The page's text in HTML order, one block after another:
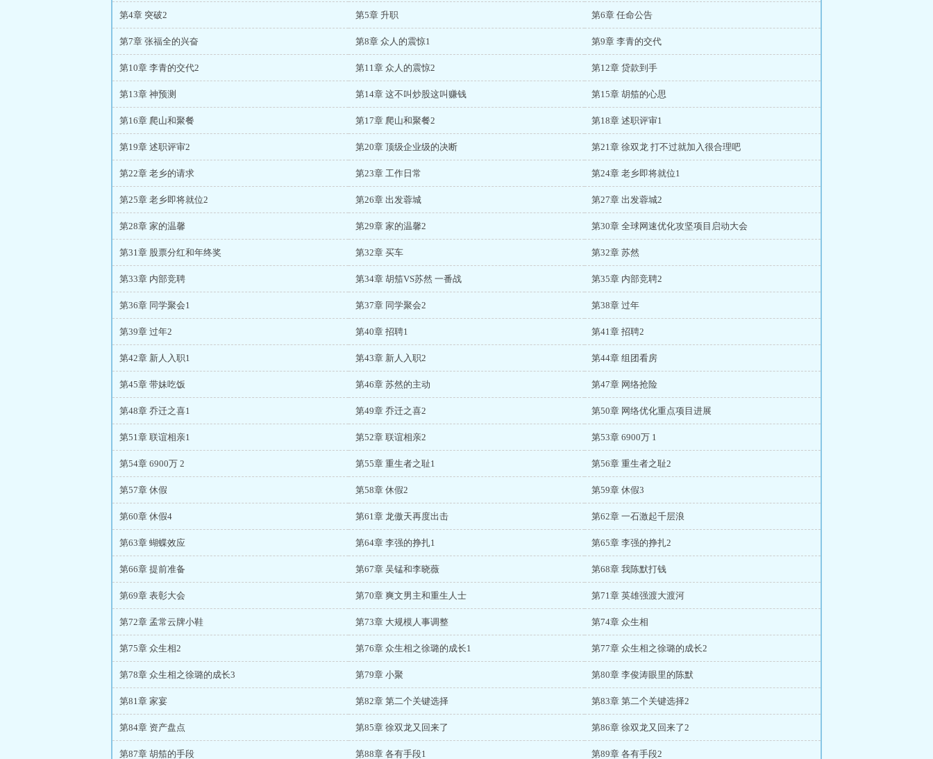
第4章 突破2 第5章 升职 第6章 任命公告
第7章 张福全的兴奋 第8章 众人的震惊1 第9章 李青的交代
第10章 李青的交代2 第11章 众人的震惊2 第12章 贷款到手
第13章 神预测 第14章 这不叫炒股这叫赚钱 第15章 胡笳的心思
第16章 爬山和聚餐 第17章 爬山和聚餐2 第18章 述职评审1
第19章 述职评审2 第20章 顶级企业级的决断 第21章 徐双龙 打不过就加入很合理吧
第22章 老乡的请求 第23章 工作日常 第24章 老乡即将就位1
第25章 老乡即将就位2 第26章 出发蓉城 第27章 出发蓉城2
第28章 家的温馨 第29章 家的温馨2 第30章 全球网速优化攻坚项目启动大会
第31章 股票分红和年终奖 第32章 买车 第32章 苏然
第33章 内部竞聘 第34章 胡笳VS苏然 一番战 第35章 内部竞聘2
第36章 同学聚会1 第37章 同学聚会2 第38章 过年
第39章 过年2 第40章 招聘1 第41章 招聘2
第42章 新人入职1 第43章 新人入职2 第44章 组团看房
第45章 带妹吃饭 第46章 苏然的主动 第47章 网络抢险
第48章 乔迁之喜1 第49章 乔迁之喜2 第50章 网络优化重点项目进展
第51章 联谊相亲1 第52章 联谊相亲2 第53章 6900万 1
第54章 6900万 2 第55章 重生者之耻1 第56章 重生者之耻2
第57章 休假 第58章 休假2 第59章 休假3
第60章 休假4 第61章 龙傲天再度出击 第62章 一石激起千层浪
第63章 蝴蝶效应 第64章 李强的挣扎1 第65章 李强的挣扎2
第66章 提前准备 第67章 吴锰和李晓薇 第68章 我陈默打钱
第69章 表彰大会 第70章 爽文男主和重生人士 第71章 英雄强渡大渡河
第72章 孟常云牌小鞋 第73章 大规模人事调整 第74章 众生相
第75章 众生相2 第76章 众生相之徐璐的成长1 第77章 众生相之徐璐的成长2
第78章 众生相之徐璐的成长3 第79章 小聚 第80章 李俊涛眼里的陈默
第81章 家宴 第82章 第二个关键选择 第83章 第二个关键选择2
第84章 资产盘点 第85章 徐双龙又回来了 第86章 徐双龙又回来了2
第87章 胡笳的手段 第88章 各有手段1 第89章 各有手段2